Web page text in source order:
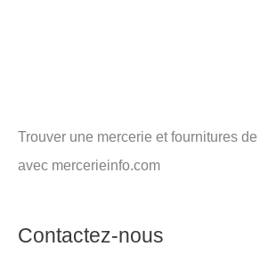
Trouver une mercerie et fournitures
avec mercerieinfo.com
Contactez-nous